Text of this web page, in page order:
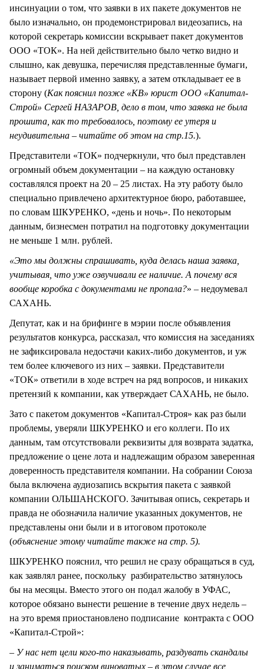
инсинуации о том, что заявки в их пакете документов не
было изначально, он продемонстрировал видеозапись, на
которой секретарь комиссии вскрывает пакет документов
ООО «ТОК». На ней действительно было четко видно и
слышно, как девушка, перечисляя представленные бумаги,
называет первой именно заявку, а затем откладывает ее в
сторону (Как пояснил позже «КВ» юрист ООО «Капитал-
Строй» Сергей НАЗАРОВ, дело в том, что заявка не была
прошита, как то требовалось, поэтому ее утеря и
неудивительна – читайте об этом на стр.15.).
Представители «ТОК» подчеркнули, что был представлен
огромный объем документации – на каждую остановку
составлялся проект на 20 – 25 листах. На эту работу было
специально привлечено архитектурное бюро, работавшее,
по словам ШКУРЕНКО, «день и ночь». По некоторым
данным, бизнесмен потратил на подготовку документации
не меньше 1 млн. рублей.
«Это мы должны спрашивать, куда делась наша заявка,
учитывая, что уже озвучивали ее наличие. А почему вся
вообще коробка с документами не пропала?» – недоумевал
САХАНЬ.
Депутат, как и на брифинге в мэрии после объявления
результатов конкурса, рассказал, что комиссия на заседаниях
не зафиксировала недостачи каких-либо документов, и уж
тем более ключевого из них – заявки. Представители
«ТОК» ответили в ходе встреч на ряд вопросов, и никаких
претензий к компании, как утверждает САХАНЬ, не было.
Зато с пакетом документов «Капитал-Строя» как раз были
проблемы, уверяли ШКУРЕНКО и его коллеги. По их
данным, там отсутствовали реквизиты для возврата задатка,
предложение о цене лота и надлежащим образом заверенная
доверенность представителя компании. На собрании Союза
была включена аудиозапись вскрытия пакета с заявкой
компании ОЛЬШАНСКОГО. Зачитывая опись, секретарь и
правда не обозначила наличие указанных документов, не
представлены они были и в итоговом протоколе
(объяснение этому читайте также на стр. 5).
ШКУРЕНКО пояснил, что решил не сразу обращаться в суд,
как заявлял ранее, поскольку разбирательство затянулось
бы на месяцы. Вместо этого он подал жалобу в УФАС,
которое обязано вынести решение в течение двух недель –
на это время приостановлено подписание контракта с ООО
«Капитал-Строй»:
– У нас нет цели кого-то наказывать, раздувать скандалы
и заниматься поиском виноватых – в этом случае все